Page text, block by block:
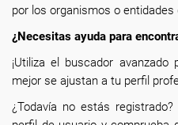
por los organismos o entidades
¿Necesitas ayuda para
¡Utiliza el buscador
mejor se ajustan a tu perfil
¿Todavía no estás registrado?